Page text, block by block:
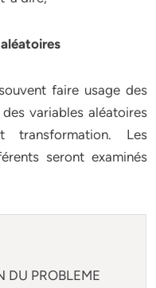
faire usage des
variables aléatoires
transformation. Les
seront examinés
DU PROBLEME